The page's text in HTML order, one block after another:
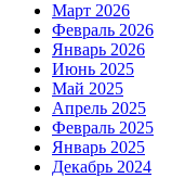
Март 2026
Февраль 2026
Январь 2026
Июнь 2025
Май 2025
Апрель 2025
Февраль 2025
Январь 2025
Декабрь 2024